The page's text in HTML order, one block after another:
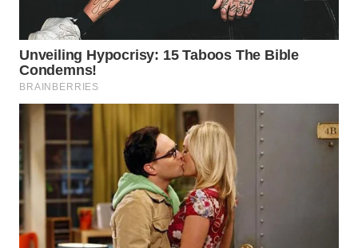
WN
LABUHANBATU
WN
TAPANULI
TENGAH
WN DELI
SERDANG
WN
TEBING